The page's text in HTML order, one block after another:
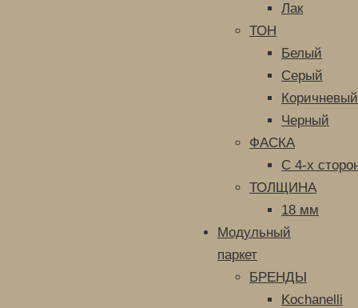
Лак
ТОН
Белый
Серый
Коричневый
Черный
ФАСКА
С 4-х
ТОЛЩИНА
18 мм
Модульный
паркет
БРЕНДЫ
Kochanelli